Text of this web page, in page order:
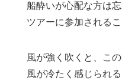
船酔いが心配な方は
ツアーに参加される
風が強く吹くと、こ
風が冷たく感じられ